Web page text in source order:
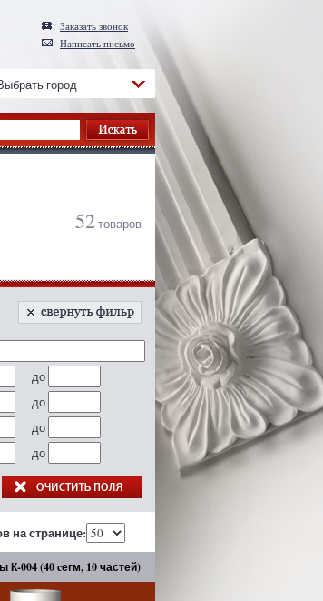
Заказать звонок
Написать письмо
город
52товаров
до
до
до
до
на странице:
К-004 (40 cегм, 10 частей)